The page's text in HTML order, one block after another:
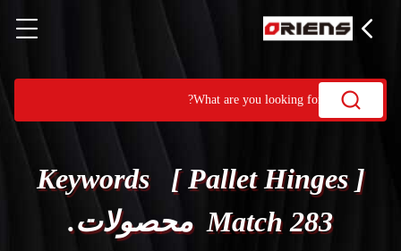
Keywords [ Pallet Hinges ]
Match 283 محصولات.